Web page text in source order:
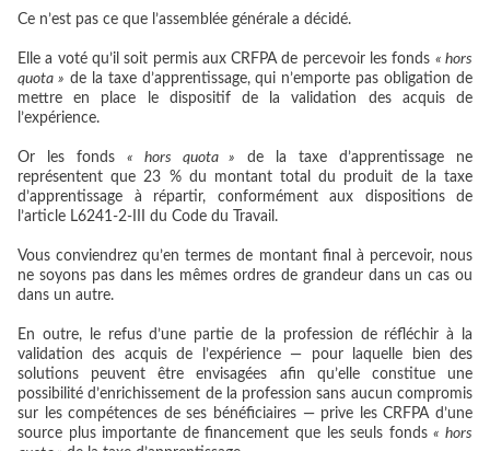
Ce n’est pas ce que l’assemblée générale a décidé.
Elle a voté qu’il soit permis aux CRFPA de percevoir les fonds « hors
quota » de la taxe d’apprentissage, qui n’emporte pas obligation de
mettre en place le dispositif de la validation des acquis de
l’expérience.
Or les fonds « hors quota »
de la taxe d’apprentissage ne
représentent que 23 % du montant total du produit de la taxe
d’apprentissage à répartir, conformément aux dispositions de
l’article L6241-2-III du Code du Travail.
Vous conviendrez qu’en termes de montant final à percevoir, nous
ne soyons pas dans les mêmes ordres de grandeur dans un cas ou
dans un autre.
En outre, le refus d’une partie de la profession de réfléchir à la
validation des acquis de l’expérience — pour laquelle bien des
solutions peuvent être envisagées afin qu’elle constitue une
possibilité d’enrichissement de la profession sans aucun compromis
sur les compétences de ses bénéficiaires — prive les CRFPA d’une
source plus importante de financement que les seuls fonds« hors